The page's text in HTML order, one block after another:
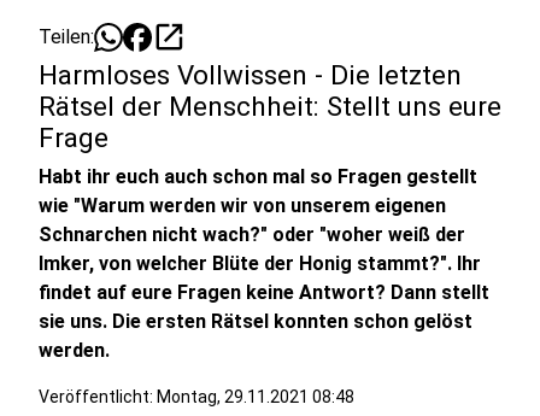
Teilen: open_in_new
Harmloses Vollwissen - Die letzten
Rätsel der Menschheit: Stellt uns eure
Frage
Habt ihr euch auch schon mal so Fragen gestellt
wie "Warum werden wir von unserem eigenen
Schnarchen nicht wach?" oder "woher weiß der
Imker, von welcher Blüte der Honig stammt?". Ihr
findet auf eure Fragen keine Antwort? Dann stellt
sie uns. Die ersten Rätsel konnten schon gelöst
werden.
Veröffentlicht: Montag, 29.11.2021 08:48